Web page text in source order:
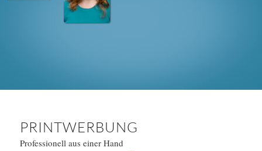
PRINTWERBUNG
Professionell aus einer Hand